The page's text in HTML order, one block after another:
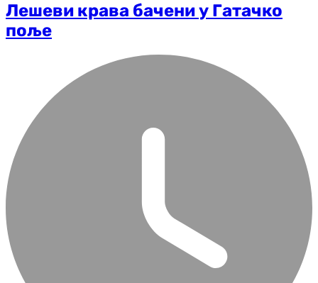
Лешеви крава бачени у Гатачко
поље